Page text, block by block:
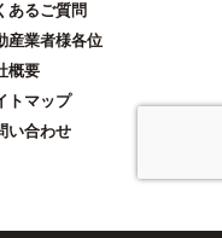
あるご質問
産業者様各位
概要
トマップ
い合わせ